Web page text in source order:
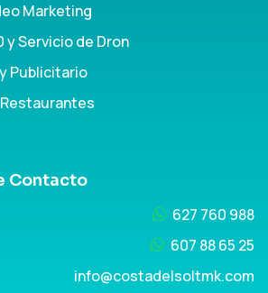
Marketing
y Servicio de Dron
Publicitario
Contacto
627 760 988
607 88 65 25
info@costadelsoltmk.com